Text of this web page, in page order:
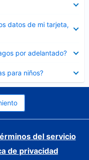
datos de mi tarjeta,
por adelantado?
para niños?
del servicio
de privacidad